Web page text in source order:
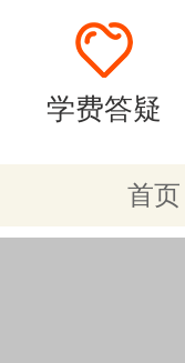
学费答疑
首页